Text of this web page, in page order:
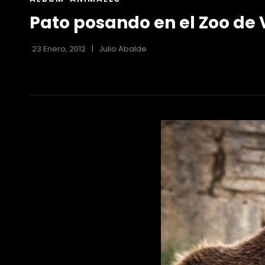
LAS
CATEGORÍAS
Pato posando en el Zoo de
23 Enero, 2012 Julio Abalde